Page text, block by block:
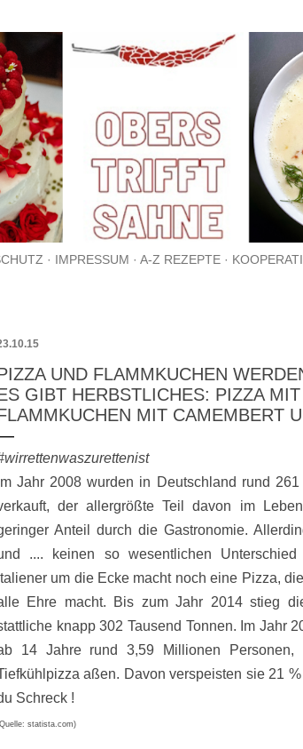
IMPRESSUM A-Z REZEPTE
UND FLAMMKUCHEN
GIBT HERBSTLICHES: PIZZA
MIT CAMEMBERT
Im Jahr 2008 wurden in Deutschland rund
der allergrößte Teil davon im
Anteil durch die Gastronomie.
.... keinen so wesentlichen
Italiener um die Ecke macht noch eine Pizza,
Ehre macht. Bis zum Jahr 2014 stieg
knapp 302 Tausend Tonnen. Im Jahr
14 Jahre rund 3,59 Millionen Personen,
aßen. Davon verspeisten sie 21
Schreck !
statista.com)